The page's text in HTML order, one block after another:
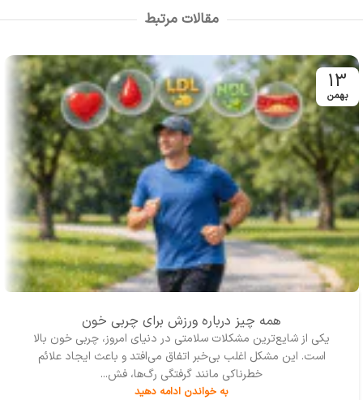
فرصتی برای رهایی از تنش‌های روزمره و
خلق آثار هنری منحصربه‌فرد فراهم
متنوع گربه‌ها، خلاقیت خود را تقویت
کرده و لحظات آرامش‌بخشی را تجربهمقالات مرتبط
13
بهمن
همه چیز درباره ورزش برای چربی خون
یکی از شایع‌ترین مشکلات سلامتی در دنیای امروز، چربی خون بالا
است. این مشکل اغلب بی‌خبر اتفاق می‌افتد و باعث ایجاد علائم
خطرناکی مانند گرفتگی رگ‌ها، فش...
به خواندن ادامه دهید